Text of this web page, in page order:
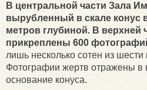
В центральной части Зала
вырубленный в скале конус
метров глубиной. В верхней
прикреплены 600
лишь несколько сотен из
Фотографии жертв отражены в
основание конуса.